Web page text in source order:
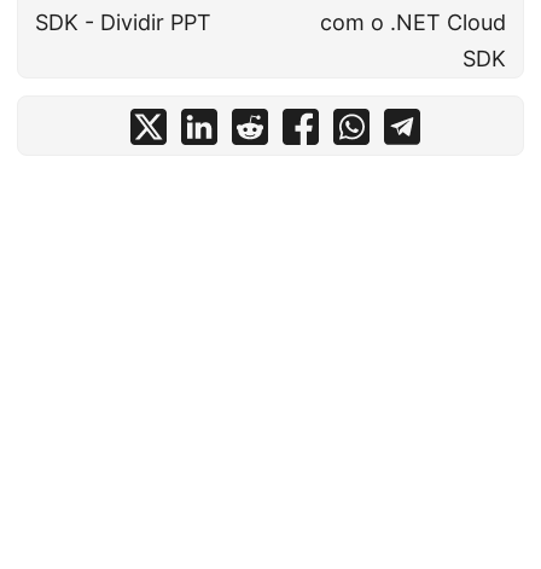
SDK - Dividir PPT
com o .NET Cloud
SDK